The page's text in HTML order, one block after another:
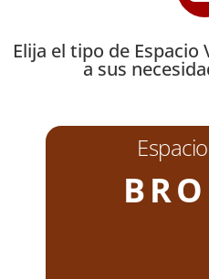
Elija el tipo de
a sus